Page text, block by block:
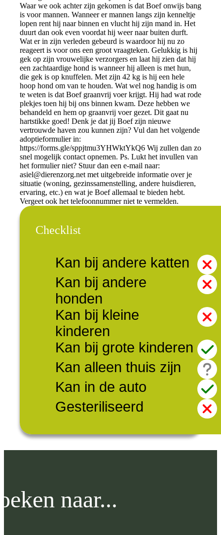
Waar we ook achter zijn gekomen is dat Boef onwijs bang
is voor mannen. Wanneer er mannen langs zijn kenneltje
lopen rent hij naar binnen en vlucht hij zijn mand in. Het
duurt dan ook even voordat hij weer naar buiten durft.
Wat er in zijn verleden gebeurd is waardoor hij nu zo
reageert is voor ons een groot vraagteken. Gelukkig is hij
gek op zijn vrouwelijke verzorgers en laat hij zien dat hij
een zachtaardige hond is wanneer hij alleen is met hun,
die gek is op knuffelen. Met zijn 42 kg is hij een hele
hoop hond om van te houden. Wat wel nog handig is om
te weten is dat Boef graanvrij voer krijgt. Hij had wat rode
plekjes toen hij bij ons binnen kwam. Deze hebben we
behandeld en hem op graanvrij voer gezet. Dit gaat nu
hartstikke goed! Denk je dat jij Boef zijn nieuwe
vertrouwde haven zou kunnen zijn? Vul dan het volgende
adoptieformulier in:
https://forms.gle/sppjtmu3YHWktYkQ6 Wij zullen dan zo
snel mogelijk contact opnemen. Ps. Lukt het invullen van
het formulier niet? Stuur dan een e-mail naar:
asiel@dierenzorg.net met uitgebreide informatie over je
situatie (woning, gezinssamenstelling, andere huisdieren,
ervaring, etc.) en wat je Boef allemaal te bieden hebt.
Vergeet ook het telefoonnummer niet te vermelden.
Checklist
Kan bij andere katten
Kan bij andere
honden
Kan bij kleine
kinderen
Kan bij grote kinderen
Kan alleen thuis zijn
Kan in de auto
Gesteriliseerd
naar...